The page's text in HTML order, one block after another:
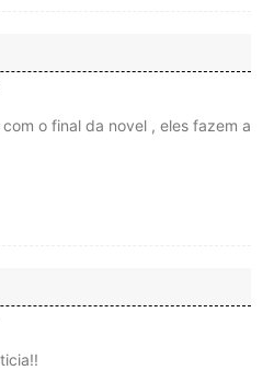
o final da novel , eles fazem a